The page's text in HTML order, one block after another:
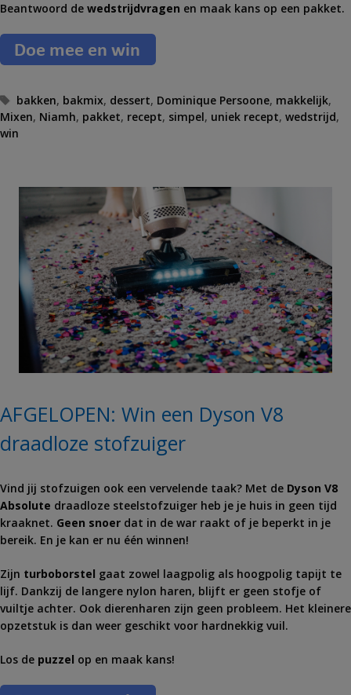
Beantwoord de wedstrijdvragen en maak kans op een pakket.
T
a
g
bakken, bakmix, dessert, Dominique Persoone, makkelijk,
Mixen, Niamh, pakket, recept, simpel, uniek recept, wedstrijd,
win
AFGELOPEN: Win een Dyson V8
draadloze stofzuiger
Vind jij stofzuigen ook een vervelende taak? Met de Dyson V8
Absolute draadloze steelstofzuiger heb je je huis in geen tijd
kraaknet. Geen snoer dat in de war raakt of je beperkt in je
bereik. En je kan er nu één winnen!
Zijn turboborstel gaat zowel laagpolig als hoogpolig tapijt te
lijf. Dankzij de langere nylon haren, blijft er geen stofje of
vuiltje achter. Ook dierenharen zijn geen probleem. Het kleinere
opzetstuk is dan weer geschikt voor hardnekkig vuil.
Los de puzzel op en maak kans!